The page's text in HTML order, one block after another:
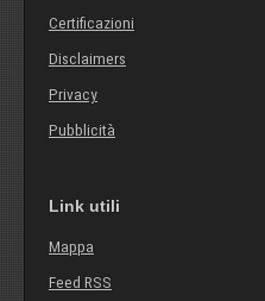
Certificazioni
Disclaimers
Privacy
Pubblicità
Link utili
Mappa
Feed RSS